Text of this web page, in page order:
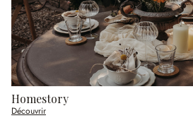
Homestory
Découvrir